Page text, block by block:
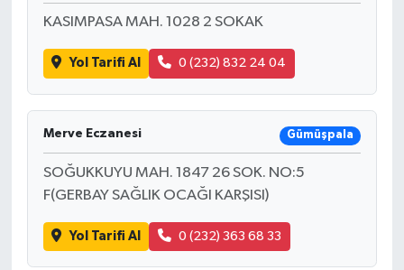
KASIMPASA MAH. 1028 2 SOKAK
Yol Tarifi Al 0 (232) 832 24 04
Merve Eczanesi Gümüşpala
SOĞUKKUYU MAH. 1847 26 SOK. NO:5
F(GERBAY SAĞLIK OCAĞI KARŞISI)
Yol Tarifi Al 0 (232) 363 68 33